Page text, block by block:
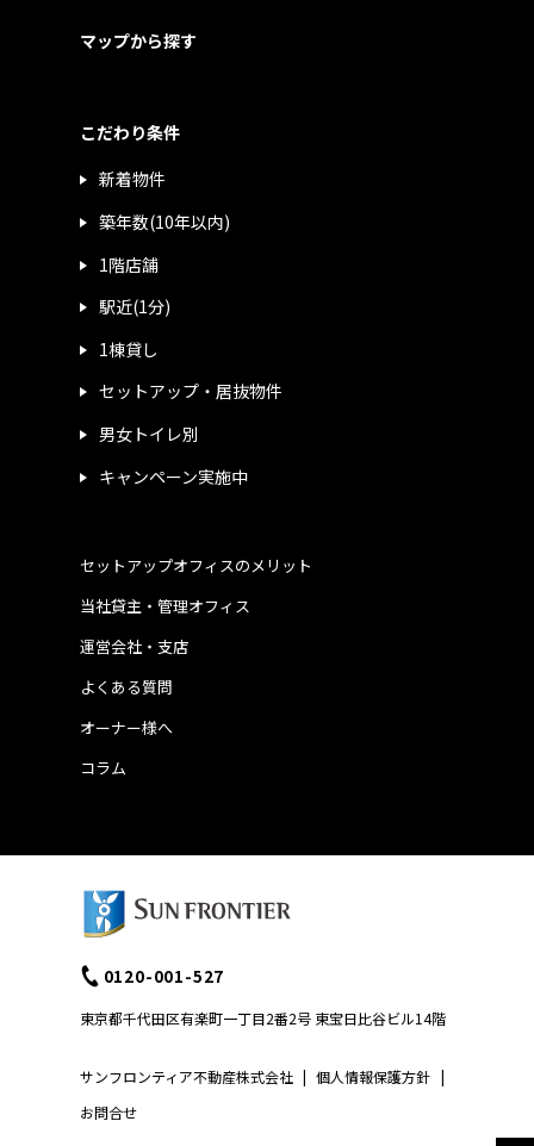
マップから探す
こだわり条件
新着物件
築年数(10年以内)
1階店舗
駅近(1分)
1棟貸し
セットアップ・居抜物件
男女トイレ別
キャンペーン実施中
運営会社・支店
よくある質問
当社貸主・管理オフィス
オーナー様へ
コラム
セットアップオフィスのメリット
サンフロンティア不動産株式会社 | 個人情報保護方針 |
お問合せ
0120-001-527
東京都千代田区有楽町一丁目2番2号 東宝日比谷ビル14階